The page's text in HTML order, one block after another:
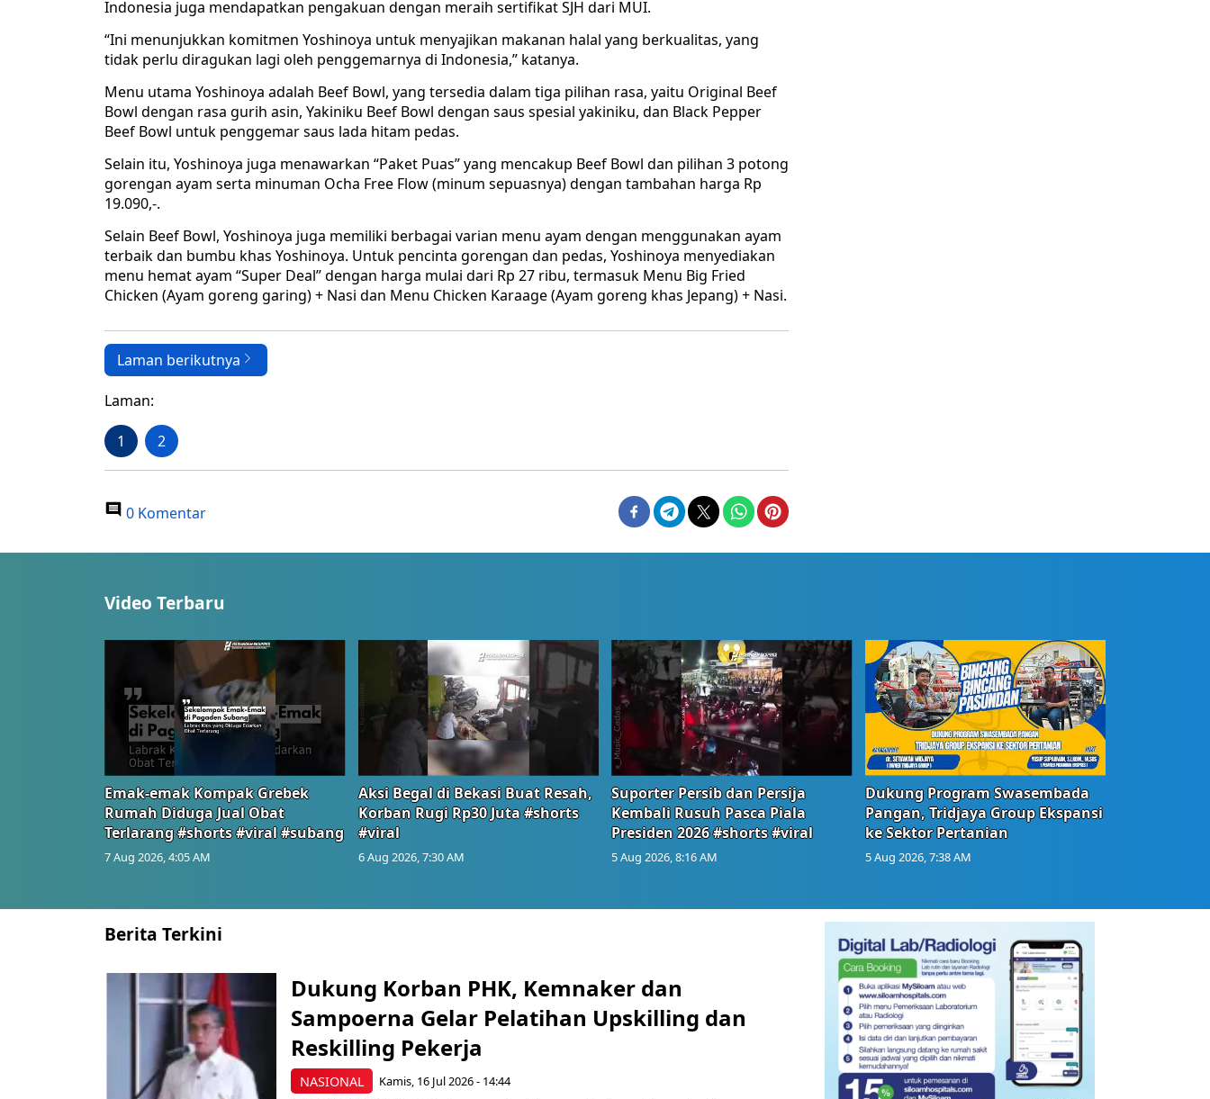
Indonesia juga mendapatkan pengakuan dengan meraih sertifikat SJH dari MUI.
“Ini menunjukkan komitmen Yoshinoya untuk menyajikan makanan halal yang berkualitas, yang
tidak perlu diragukan lagi oleh penggemarnya di Indonesia,” katanya.
Menu utama Yoshinoya adalah Beef Bowl, yang tersedia dalam tiga pilihan rasa, yaitu Original Beef
Bowl dengan rasa gurih asin, Yakiniku Beef Bowl dengan saus spesial yakiniku, dan Black Pepper
Beef Bowl untuk penggemar saus lada hitam pedas.
Selain itu, Yoshinoya juga menawarkan “Paket Puas” yang mencakup Beef Bowl dan pilihan 3 potong
gorengan ayam serta minuman Ocha Free Flow (minum sepuasnya) dengan tambahan harga Rp
19.090,-.
Selain Beef Bowl, Yoshinoya juga memiliki berbagai varian menu ayam dengan menggunakan ayam
terbaik dan bumbu khas Yoshinoya. Untuk pencinta gorengan dan pedas, Yoshinoya menyediakan
menu hemat ayam “Super Deal” dengan harga mulai dari Rp 27 ribu, termasuk Menu Big Fried
Chicken (Ayam goreng garing) + Nasi dan Menu Chicken Karaage (Ayam goreng khas Jepang) + Nasi.
Laman berikutnya
Laman:
1 2
0 Komentar
Video Terbaru
Emak-emak Kompak Grebek
Rumah Diduga Jual Obat
Terlarang #shorts #viral #subang
7 Aug 2026, 4:05 AM
Aksi Begal di Bekasi Buat Resah,
Korban Rugi Rp30 Juta #shorts
#viral
6 Aug 2026, 7:30 AM
Suporter Persib dan Persija
Kembali Rusuh Pasca Piala
Presiden 2026 #shorts #viral
5 Aug 2026, 8:16 AM
Dukung Program Swasembada
Pangan, Tridjaya Group Ekspansi
ke Sektor Pertanian
5 Aug 2026, 7:38 AM
Berita Terkini
NASIONAL
Dukung Korban PHK, Kemnaker dan
Sampoerna Gelar Pelatihan Upskilling dan
Reskilling Pekerja
Kamis, 16 Jul 2026 - 14:44